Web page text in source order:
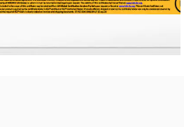
exportés vers l'Europe et
à la sélection des matériaux
de production et l'emballage,